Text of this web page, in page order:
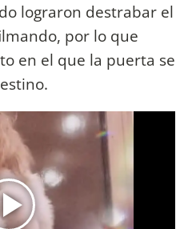
lograron destrabar el
por lo que
en el que la puerta se